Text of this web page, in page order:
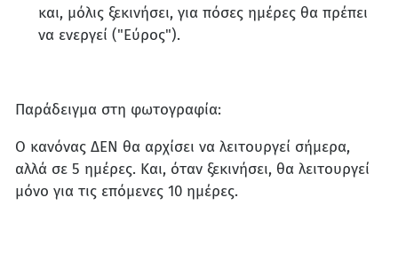
και, μόλις ξεκινήσει, για πόσες ημέρες θα πρέπει
να ενεργεί ("Εύρος").
Παράδειγμα στη φωτογραφία:
Ο κανόνας ΔΕΝ θα αρχίσει να λειτουργεί σήμερα,
αλλά σε 5 ημέρες. Και, όταν ξεκινήσει, θα λειτουργεί
μόνο για τις επόμενες 10 ημέρες.